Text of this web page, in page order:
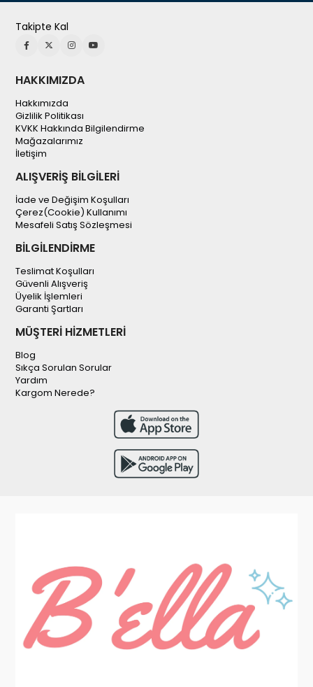
Takipte Kal
HAKKIMIZDA
Hakkımızda
Gizlilik Politikası
KVKK Hakkında Bilgilendirme
Mağazalarımız
İletişim
ALIŞVERİŞ BİLGİLERİ
İade ve Değişim Koşulları
Çerez(Cookie) Kullanımı
Mesafeli Satış Sözleşmesi
BİLGİLENDİRME
Teslimat Koşulları
Güvenli Alışveriş
Üyelik İşlemleri
Garanti Şartları
MÜŞTERİ HİZMETLERİ
Blog
Sıkça Sorulan Sorular
Yardım
Kargom Nerede?